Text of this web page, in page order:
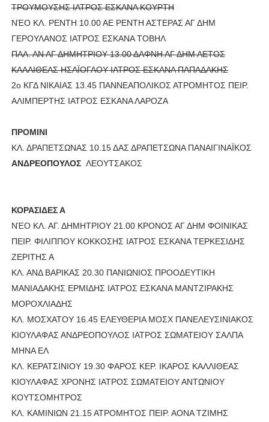
ΤΡΟΥΜΟΥΣΗΣ ΙΑΤΡΟΣ ΕΣΚΑΝΑ ΚΟΥΡΤΗ
ΝΈΟ ΚΛ. ΡΕΝΤΗ 10.00 ΑΕ ΡΕΝΤΗ ΑΣΤΕΡΑΣ ΑΓ ΔΗΜ
ΓΕΡΟΥΛΑΝΟΣ ΙΑΤΡΟΣ ΕΣΚΑΝΑ ΤΟΒΗΛ
ΠΑΛ. ΑΝ ΑΓ ΔΗΜΗΤΡΙΟΥ 13.00 ΔΑΦΝΗ ΑΓ ΔΗΜ ΑΕΤΟΣ
ΚΑΛΛΙΘΕΑΣ ΗΣΑΪΟΓΛΟΥ ΙΑΤΡΟΣ ΕΣΚΑΝΑ ΠΑΠΑΔΑΚΗΣ
2ο ΚΓΔ ΝΙΚΑΙΑΣ 13.45 ΠΑΝΝΕΑΠΟΛΙΚΟΣ ΑΤΡΟΜΗΤΟΣ ΠΕΙΡ.
ΑΛΙΜΠΕΡΤΗΣ ΙΑΤΡΟΣ ΕΣΚΑΝΑ ΛΑΡΟΖΑ
ΠΡΟΜΙΝΙ
ΚΛ. ΔΡΑΠΕΤΣΩΝΑΣ 10.15 ΔΑΣ ΔΡΑΠΕΤΣΩΝΑ ΠΑΝΑΙΓΙΝΑΪΚΟΣ
ΑΝΔΡΕΟΠΟΥΛΟΣ ΛΕΟΥΤΣΑΚΟΣ
ΚΟΡΑΣΙΔΕΣ Α
ΝΈΟ ΚΛ. ΑΓ. ΔΗΜΗΤΡΙΟΥ 21.00 ΚΡΟΝΟΣ ΑΓ ΔΗΜ ΦΟΙΝΙΚΑΣ
ΠΕΙΡ. ΦΙΛΙΠΠΟΥ ΚΟΚΚΟΣΗΣ ΙΑΤΡΟΣ ΕΣΚΑΝΑ ΤΕΡΚΕΣΙΔΗΣ
ΖΕΡΙΤΗΣ Α
ΚΛ. ΑΝΔ ΒΑΡΙΚΑΣ 20.30 ΠΑΝΙΩΝΙΟΣ ΠΡΟΟΔΕΥΤΙΚΗ
ΜΑΝΙΑΔΑΚΗΣ ΕΡΜΙΔΗΣ ΙΑΤΡΟΣ ΕΣΚΑΝΑ ΜΑΝΤΖΙΡΑΚΗΣ
ΜΟΡΟΧΛΙΑΔΗΣ
ΚΛ. ΜΟΣΧΑΤΟΥ 16.45 ΕΛΕΥΘΕΡΙΑ ΜΟΣΧ ΠΑΝΕΛΕΥΣΙΝΙΑΚΟΣ
ΚΙΟΥΛΑΦΑΣ ΑΝΔΡΕΟΠΟΥΛΟΣ ΙΑΤΡΟΣ ΣΩΜΑΤΕΙΟΥ ΣΑΛΠΑ
ΜΗΝΑ ΕΛ
ΚΛ. ΚΕΡΑΤΣΙΝΙΟΥ 19.30 ΦΑΡΟΣ ΚΕΡ. ΙΚΑΡΟΣ ΚΑΛΛΙΘΕΑΣ
ΚΙΟΥΛΑΦΑΣ ΧΡΟΝΗΣ ΙΑΤΡΟΣ ΣΩΜΑΤΕΙΟΥ ΑΝΤΩΝΙΟΥ
ΚΟΥΤΣΟΜΗΤΡΟΣ
ΚΛ. ΚΑΜΙΝΙΩΝ 21.15 ΑΤΡΟΜΗΤΟΣ ΠΕΙΡ. ΑΟΝΑ ΤΖΙΜΗΣ